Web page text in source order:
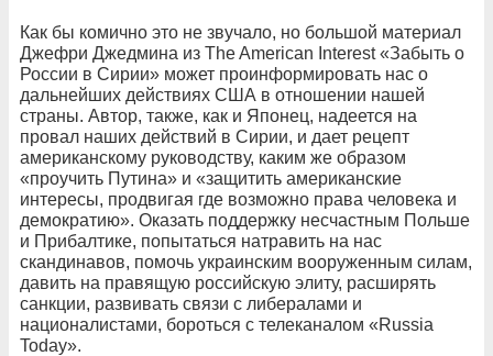
Как бы комично это не звучало, но большой материал
Джефри Джедмина из The American Interest «Забыть о
России в Сирии» может проинформировать нас о
дальнейших действиях США в отношении нашей
страны. Автор, также, как и Японец, надеется на
провал наших действий в Сирии, и дает рецепт
американскому руководству, каким же образом
«проучить Путина» и «защитить американские
интересы, продвигая где возможно права человека и
демократию». Оказать поддержку несчастным Польше
и Прибалтике, попытаться натравить на нас
скандинавов, помочь украинским вооруженным силам,
давить на правящую российскую элиту, расширять
санкции, развивать связи с либералами и
националистами, бороться с телеканалом «Russia
Today».